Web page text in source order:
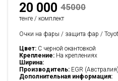
20 000 45000
тенге / комплект
Очки на фары / защита фар /
Цвет: C черной окантовкой
Крепление: На креплениях
Ширина:
Производитель: EGR (Австралия)
Дополнительная информация: